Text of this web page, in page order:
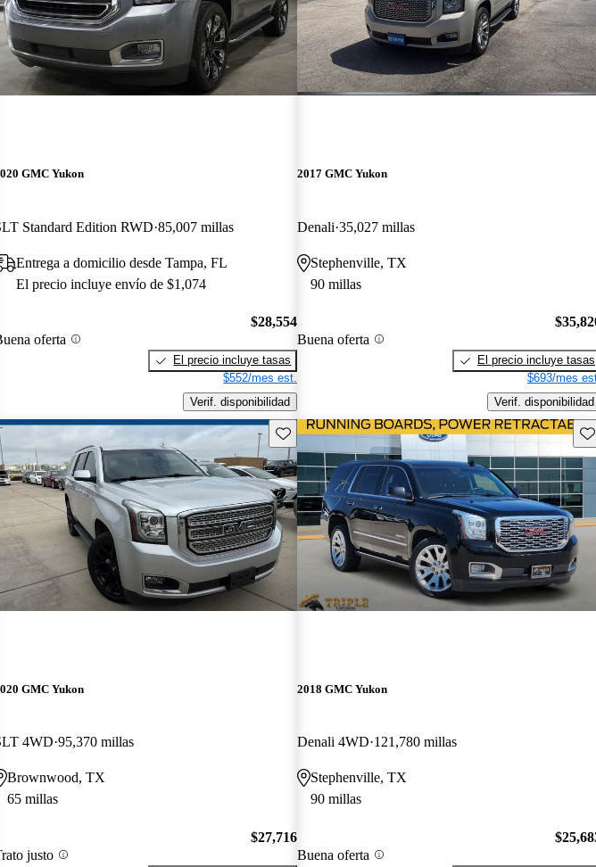
GMC Yukon
Standard Edition RWD 85,007 millas
Entrega a domicilio desde Tampa, FL
El precio incluye envío de $1,074
oferta
$28,554
El precio incluye tasas
$552/mes est.
Verif. disponibilidad
2017 GMC Yukon
Denali 35,027 millas
Stephenville, TX
90 millas
Buena oferta
El precio incluye tasas
$693/mes
Verif. disponibilidad
este Aviso Guarda este Aviso
GMC Yukon
4WD 95,370 millas
Brownwood, TX
65 millas
justo
$27,716
2018 GMC Yukon
Denali 4WD 121,780 millas
Stephenville, TX
90 millas
Buena oferta